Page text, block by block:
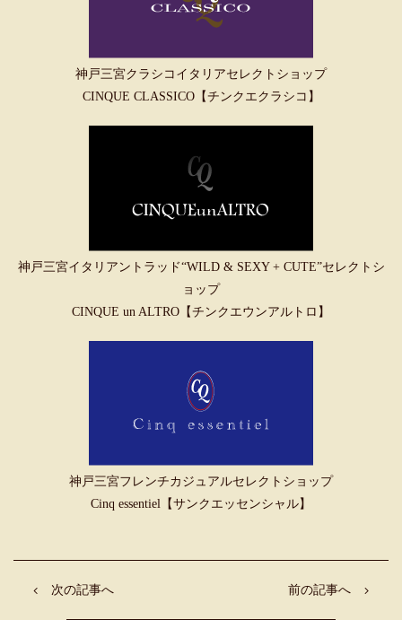
神戸三宮クラシコイタリアセレクトショップ
CINQUE CLASSICO【チンクエクラシコ】
神戸三宮イタリアントラッド“WILD & SEXY + CUTE”セレクトシ
ョップ
CINQUE un ALTRO【チンクエウンアルトロ】
神戸三宮フレンチカジュアルセレクトショップ
Cinq essentiel【サンクエッセンシャル】
前の記事へ
次の記事へ